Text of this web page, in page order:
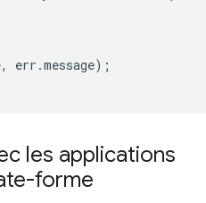
, err .message);
les applications
forme